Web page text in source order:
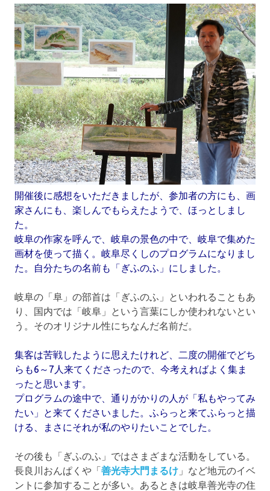
開催後に感想をいただきましたが、参加者の方にも、画
家さんにも、楽しんでもらえたようで、ほっとしまし
た。
岐阜の作家を呼んで、岐阜の景色の中で、岐阜で集めた
画材を使って描く。岐阜尽くしのプログラムになりまし
た。自分たちの名前も「ぎふのふ」にしました。
岐阜の「阜」の部首は「ぎふのふ」といわれることもあ
り、国内では「岐阜」という言葉にしか使われないとい
う。そのオリジナル性にちなんだ名前だ。
集客は苦戦したように思えたけれど、二度の開催でどち
らも6～7人来てくださったので、今考えればよく集ま
ったと思います。
プログラムの途中で、通りがかりの人が「私もやってみ
たい」と来てくださいました。ふらっと来てふらっと描
ける、まさにそれが私のやりたいことでした。
その後も「ぎふのふ」ではさまざまな活動をしている。
長良川おんぱくや「善光寺大門まるけ 」など地元のイベ
ントに参加することが多い。あるときは岐阜善光寺の住